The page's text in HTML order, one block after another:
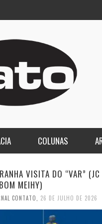
COLUNAS
A PIOR PALAVRA DO
(JC SEBE BOM MEIHY)
CONTATO 19 DE JULHO DE 2026